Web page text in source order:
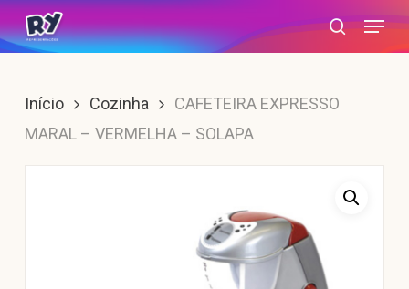
Skip
to
content
search
Menu
Início Cozinha
CAFETEIRA EXPRESSO
MARAL – VERMELHA – SOLAPA